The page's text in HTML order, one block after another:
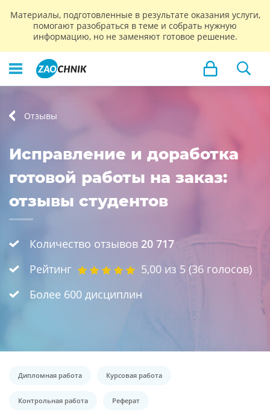
Материалы, подготовленные в результате оказания услуги,
помогают разобраться в теме и собрать нужную
информацию, но не заменяют готовое решение.
Отзывы
Исправление и доработка
готовой работы на заказ:
отзывы студентов
Количество отзывов 20 717
Рейтинг
5,00 из 5 (36 голосов)
Более 600 дисциплин
Дипломная работа Курсовая работа
Контрольная работа Реферат